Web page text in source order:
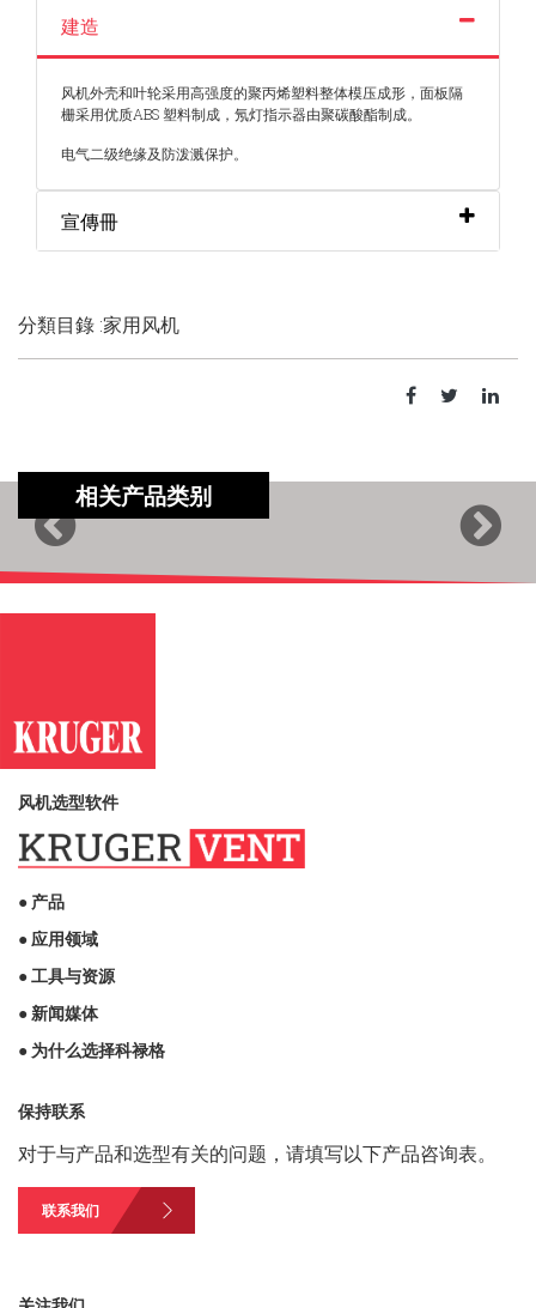
建造
风机外壳和叶轮采用高强度的聚丙烯塑料整体模压成形，面板隔
栅采用优质ABS 塑料制成，氖灯指示器由聚碳酸酯制成。
电气二级绝缘及防泼溅保护。
宣傳冊
分類目錄 :家用风机
相关产品类别
Previous Next
风机选型软件
● 产品
● 应用领域
● 工具与资源
● 新闻媒体
● 为什么选择科禄格
保持联系
对于与产品和选型有关的问题，请填写以下产品咨询表。
联系我们